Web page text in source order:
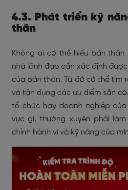
4.3. Phát triển kỹ
thân
Không ai có thể hiểu bản thân
nhà lãnh đạo cần xác định
của bản thân. Từ đó có thể tìm
và tận dụng các ưu điểm sẵn
tổ chức hay doanh nghiệp
vực gì, thường xuyên phải
chỉnh hành vi và kỹ năng của